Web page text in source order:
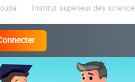
: Institut superieur des